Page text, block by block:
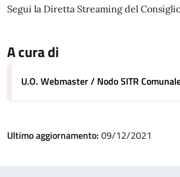
Segui la Diretta Streaming del
A cura di
U.O. Webmaster / Nodo SITR
Ultimo aggiornamento: 09/12/2021